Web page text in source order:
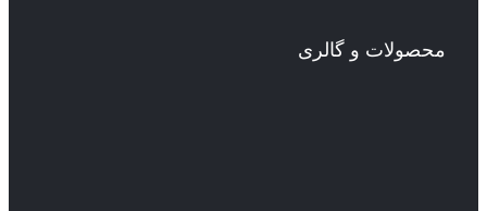
محصولات و گالری